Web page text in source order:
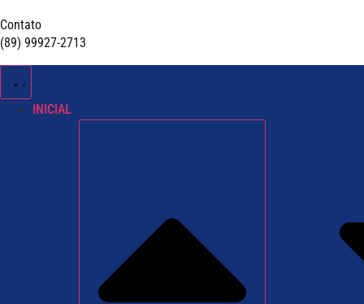
Contato
(89) 99927-2713
INICIAL